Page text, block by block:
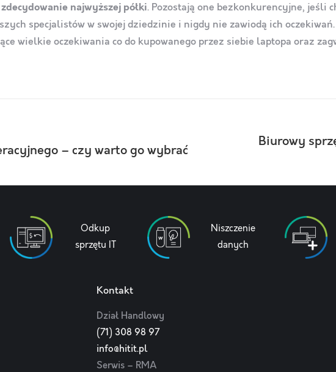
najwyższej półki. Pozostają one bezkonkurencyjne, jeśli
specjalistów w swojej dziedzinie i nigdy nie zawiodą ich
wielkie oczekiwania co do kupowanego przez siebie laptopa oraz
– czy warto go wybrać
Biurowy
Odkup
sprzętu IT
Niszczenie
danych
Kontakt
Dział Handlowy
(71) 308 98 97
info@hitit.pl
Serwis – RMA